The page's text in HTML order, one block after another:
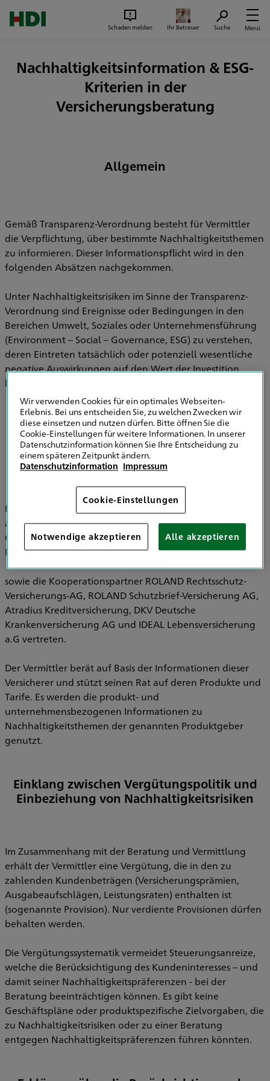
Schaden melden Ihr Betreuer Suche Menü
Nachhaltigkeitsinformation & ESG-
Kriterien in der
Versicherungsberatung
Allgemein
Gemäß Transparenz-Verordnung besteht für Vermittler
die Verpflichtung, über bestimmte Nachhaltigkeitsthemen
zu informieren. Dieser Informationspflicht wird in den
folgenden Absätzen nachgekommen.
Unter Nachhaltigkeitsrisiken im Sinne der Transparenz-
Verordnung sind Ereignisse oder Bedingungen in den
Bereichen Umwelt, Soziales oder Unternehmensführung
(Environment – Social – Governance, ESG) zu verstehen,
deren Eintreten tatsächlich oder potenziell wesentliche
negative Auswirkungen auf den Wert der Investition
haben können.
Informationen zu Strategien zur
Einbeziehung von Nachhaltigkeitsrisiken in
der Versicherungsberatung
Im Bereich der Versicherungsvermittlung werden
ausschließlich die HDI Versicherung AG, HDI Global SE, HDI
Global Specialty SE, HDI Lebensversicherung AG, HDI
Pensionsfonds AG, HDI Pensionskasse AG
sowie die Kooperationspartner ROLAND Rechtsschutz-
Versicherungs-AG, ROLAND Schutzbrief-Versicherung AG,
Atradius Kreditversicherung, DKV Deutsche
Krankenversicherung AG und IDEAL Lebensversicherung
a.G vertreten.
Der Vermittler berät auf Basis der Informationen dieser
Versicherer und stützt seinen Rat auf deren Produkte und
Tarife. Es werden die produkt- und
unternehmensbezogenen Informationen zu
Nachhaltigkeitsthemen der genannten Produktgeber
genutzt.
Einklang zwischen Vergütungspolitik und
Einbeziehung von Nachhaltigkeitsrisiken
Im Zusammenhang mit der Beratung und Vermittlung
erhält der Vermittler eine Vergütung, die in den zu
zahlenden Kundenbeträgen (Versicherungsprämien,
Ausgabeaufschlägen, Leistungsraten) enthalten ist
(sogenannte Provision). Nur verdiente Provisionen dürfen
behalten werden.
Die Vergütungssystematik vermeidet Steuerungsanreize,
welche die Berücksichtigung des Kundeninteresses – und
damit seiner Nachhaltigkeitspräferenzen - bei der
Beratung beeinträchtigen können. Es gibt keine
Geschäftspläne oder produktspezifische Zielvorgaben, die
zu Nachhaltigkeitsrisiken oder zu einer Beratung
entgegen Nachhaltigkeitspräferenzen führen könnten.
Wir verwenden Cookies für ein optimales Webseiten-
Erlebnis. Bei uns entscheiden Sie, zu welchen Zwecken wir
diese einsetzen und nutzen dürfen. Bitte öffnen Sie die
Cookie-Einstellungen für weitere Informationen. In unserer
Datenschutzinformation können Sie Ihre Entscheidung zu
einem späteren Zeitpunkt ändern.
Datenschutzinformation Impressum
Cookie-Einstellungen
Notwendige akzeptieren Alle akzeptieren